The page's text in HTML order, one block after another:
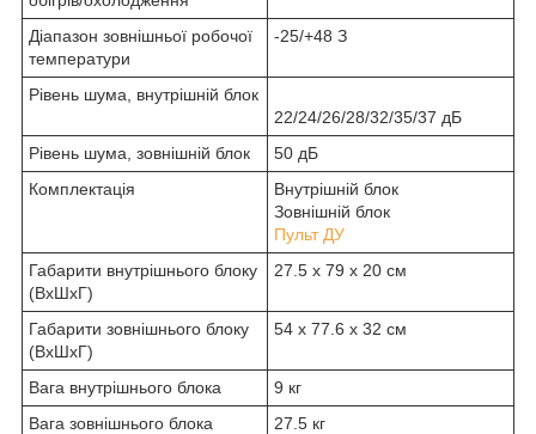
Діапазон зовнішньої робочої
температури
-25/+48 З
Рівень шума, внутрішній блок
22/24/26/28/32/35/37 дБ
Рівень шума, зовнішній блок
50 дБ
Комплектація
Внутрішній блок
Зовнішній блок
Пульт ДУ
Габарити внутрішнього блоку
(ВхШхГ)
27.5 х 79 х 20 см
Габарити зовнішнього блоку
(ВхШхГ)
54 х 77.6 х 32 см
Вага внутрішнього блока
9 кг
Вага зовнішнього блока
27.5 кг